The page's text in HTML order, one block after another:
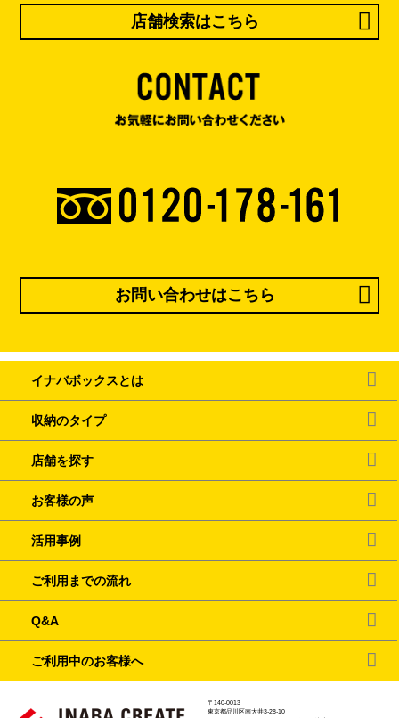
店舗検索はこちら
お問い合わせはこちら
イナバボックスとは
収納のタイプ
店舗を探す
お客様の声
活用事例
ご利用までの流れ
Q&A
ご利用中のお客様へ
〒140-0013
東京都品川区南大井3-28-10